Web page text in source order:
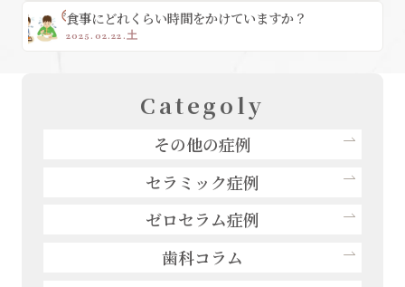
食事にどれくらい時間をかけていますか？
2025.02.22.土
Categoly
その他の症例
セラミック症例
ゼロセラム症例
歯科コラム